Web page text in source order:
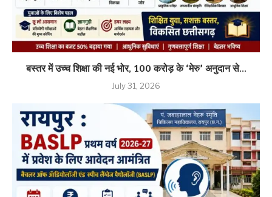
बस्तर में उच्च शिक्षा की नई भोर, 100 करोड़ के ‘मेरु’ अनुदान से...
July 31, 2026